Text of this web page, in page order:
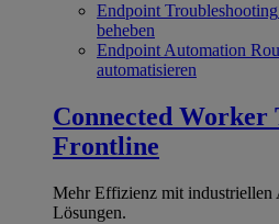
Endpoint Troubleshooting
beheben
Endpoint Automation
automatisieren
Connected Worker
Frontline
Mehr Effizienz mit industriellen
Lösungen.